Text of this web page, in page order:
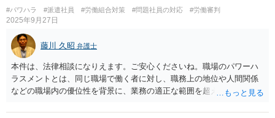
#パワハラ #派遣社員 #労働組合対策 #問題社員の対応 #労働審判
2025年9月27日
藤川 久昭 弁護士
本件は、法律相談になりえます。ご安心くださいね。職場のパワーハ
ラスメントとは、同じ職場で働く者に対し、職務上の地位や人間関係
などの職場内の優位性を背景に、業務の適正な範囲を超えて、精神
本件の言動が、これらに該当するかどうか、証拠に基づいて、子細な